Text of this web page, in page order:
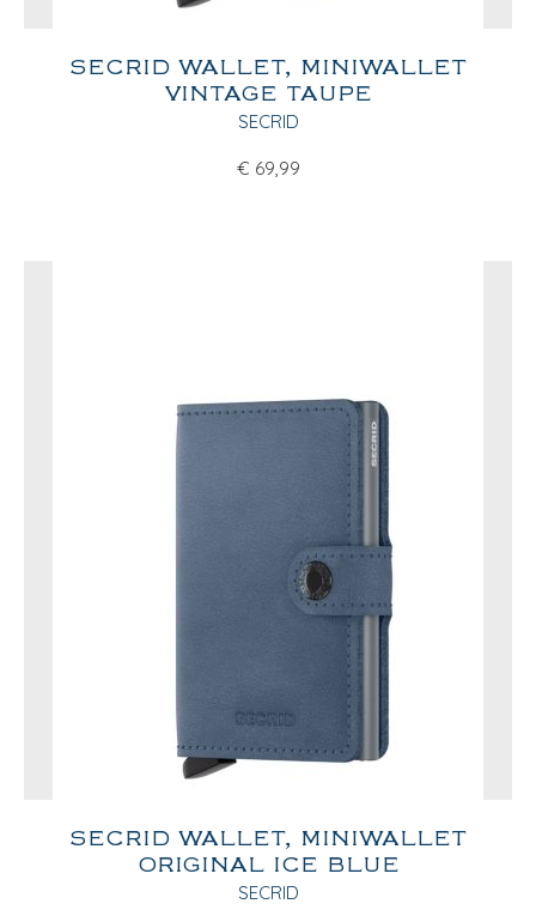
SECRID WALLET, MINIWALLET
VINTAGE TAUPE
SECRID
€ 69,99
SECRID WALLET, MINIWALLET
ORIGINAL ICE BLUE
SECRID